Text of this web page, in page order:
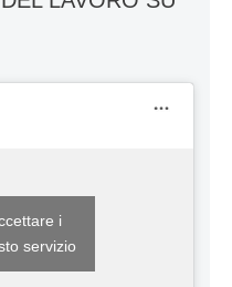
i
servizio